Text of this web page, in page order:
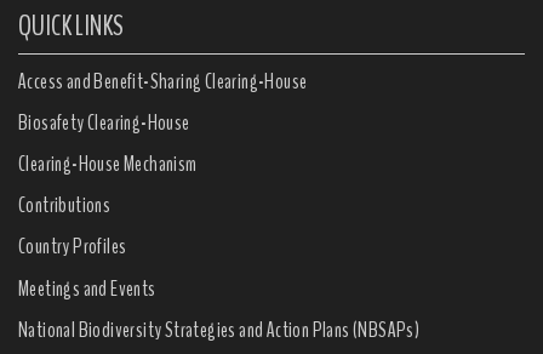
QUICK LINKS
Access and Benefit-Sharing Clearing-House
Biosafety Clearing-House
Clearing-House Mechanism
Contributions
Country Profiles
Meetings and Events
National Biodiversity Strategies and Action Plans (NBSAPs)